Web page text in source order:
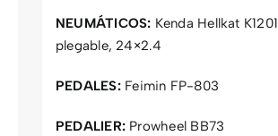
NEUMÁTICOS: Kenda Hellkat
plegable, 24×2.4
PEDALES:Feimin FP-803
PEDALIER: Prowheel BB73